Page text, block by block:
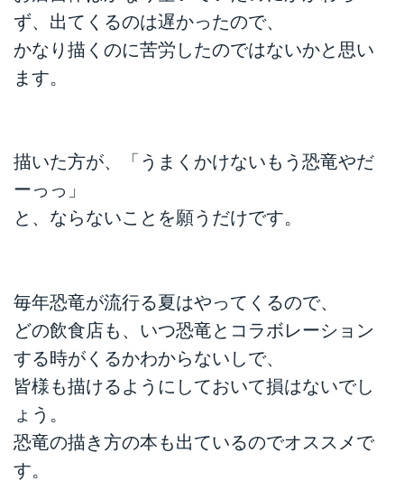
ず、出てくるのは遅かったので、
かなり描くのに苦労したのではないかと思い
ます。
描いた方が、「うまくかけないもう恐竜やだ
ーっっ」
と、ならないことを願うだけです。
毎年恐竜が流行る夏はやってくるので、
どの飲食店も、いつ恐竜とコラボレーション
する時がくるかわからないしで、
皆様も描けるようにしておいて損はないでし
ょう。
恐竜の描き方の本も出ているのでオススメで
す。